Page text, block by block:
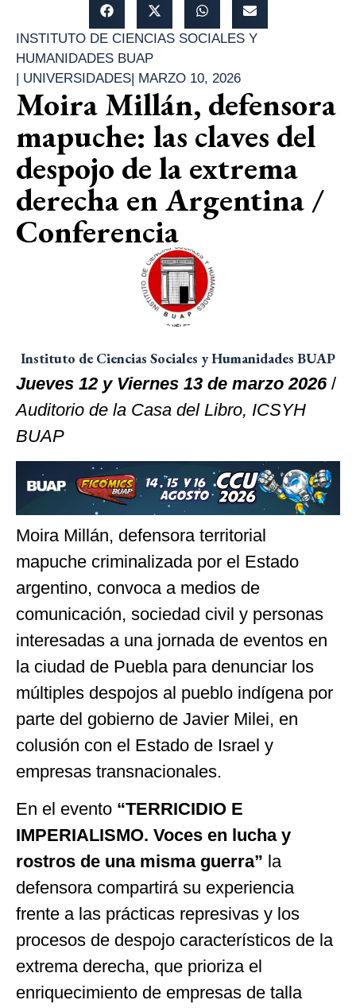
INSTITUTO DE CIENCIAS SOCIALES Y
HUMANIDADES BUAP
UNIVERSIDADES MARZO 10, 2026
Moira Millán, defensora
mapuche: las claves del
despojo de la extrema
derecha en Argentina /
Conferencia
Instituto de Ciencias Sociales y Humanidades BUAP
Jueves 12 y Viernes 13 de marzo 2026 /
Auditorio de la Casa del Libro, ICSYH
BUAP
Moira Millán, defensora territorial
mapuche criminalizada por el Estado
argentino, convoca a medios de
comunicación, sociedad civil y personas
interesadas a una jornada de eventos en
la ciudad de Puebla para denunciar los
múltiples despojos al pueblo indígena por
parte del gobierno de Javier Milei, en
colusión con el Estado de Israel y
empresas transnacionales.
En el evento “TERRICIDIO E
IMPERIALISMO. Voces en lucha y
rostros de una misma guerra” la
defensora compartirá su experiencia
frente a las prácticas represivas y los
procesos de despojo característicos de la
extrema derecha, que prioriza el
enriquecimiento de empresas de talla